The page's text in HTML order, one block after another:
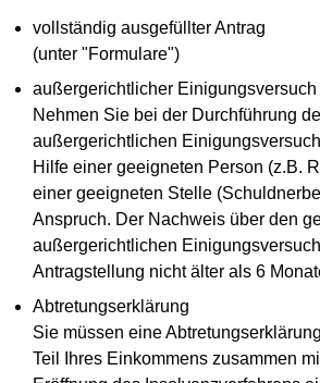
vollständig ausgefüllter Antrag
(unter "Formulare")
außergerichtlicher Einigungsversuch
Nehmen Sie bei der Durchführung
außergerichtlichen
Hilfe einer geeigneten Person (z.B.
einer geeigneten Stelle
Anspruch. Der Nachweis über den
außergerichtlichen
Antragstellung nicht älter als 6
Abtretungserklärung
Sie müssen eine
Teil Ihres Einkommens zusammen